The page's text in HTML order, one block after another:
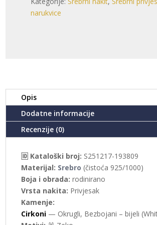
ZEKO
narukvice
Opis
Dodatne informacije
Recenzije (0)
🆔 Kataloški broj: S251217-193809
Materijal: Srebro (čistoća 925/1000)
Boja i obrada: rodinirano
Vrsta nakita: Privjesak
Kamenje:
Cirkoni — Okrugli, Bezbojani – bijeli